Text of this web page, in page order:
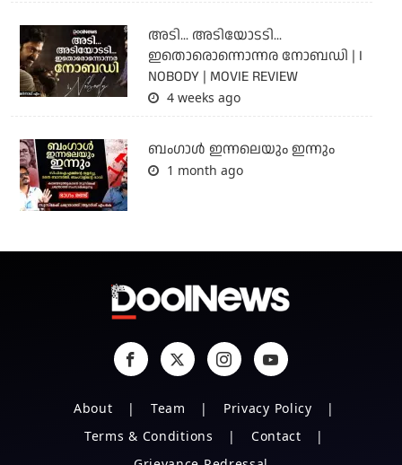
അടി... അടിയോടടി...
ഇതൊരൊന്നൊന്നര നോബഡി | I
NOBODY | MOVIE REVIEW
4 weeks ago
ബംഗാള്‍ ഇന്നലെയും ഇന്നും
1 month ago
About Team
Privacy Policy
Terms & Conditions
Contact